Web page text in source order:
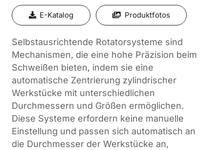
E-Katalog Produktfotos
Selbstausrichtende Rotatorsysteme sind
Mechanismen, die eine hohe Präzision beim
Schweißen bieten, indem sie eine
automatische Zentrierung zylindrischer
Werkstücke mit unterschiedlichen
Durchmessern und Größen ermöglichen.
Diese Systeme erfordern keine manuelle
Einstellung und passen sich automatisch an
die Durchmesser der Werkstücke an,